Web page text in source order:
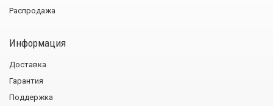
Распродажа
Информация
Доставка
Гарантия
Поддержка